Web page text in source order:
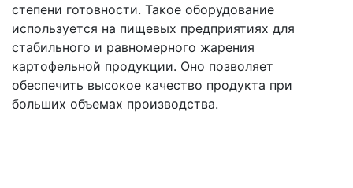
степени готовности. Такое оборудование
используется на пищевых предприятиях для
стабильного и равномерного жарения
картофельной продукции. Оно позволяет
обеспечить высокое качество продукта при
больших объемах производства.